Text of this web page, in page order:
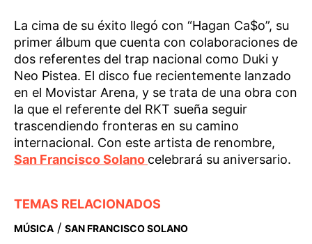
La cima de su éxito llegó con “Hagan Ca$o”, su
primer álbum que cuenta con colaboraciones de
dos referentes del trap nacional como Duki y
Neo Pistea. El disco fue recientemente lanzado
en el Movistar Arena, y se trata de una obra con
la que el referente del RKT sueña seguir
trascendiendo fronteras en su camino
internacional. Con este artista de renombre,
San Francisco Solano celebrará su aniversario.
TEMAS RELACIONADOS
MÚSICA / SAN FRANCISCO SOLANO